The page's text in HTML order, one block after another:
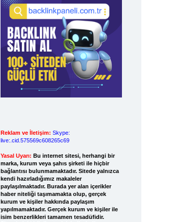
Reklam ve İletişim: Skype:
live:.cid.575569c608265c69
Yasal Uyarı: Bu internet sitesi, herhangi bir
marka, kurum veya şahıs şirketi ile hiçbir
bağlantısı bulunmamaktadır. Sitede yalnızca
kendi hazırladığımız makaleler
paylaşılmaktadır. Burada yer alan içerikler
haber niteliği taşımamakta olup, gerçek
kurum ve kişiler hakkında paylaşım
yapılmamaktadır. Gerçek kurum ve kişiler ile
isim benzerlikleri tamamen tesadüfidir.